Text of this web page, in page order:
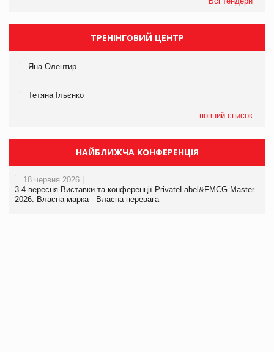
ТРЕНІНГОВИЙ ЦЕНТР
Яна Олентир
Тетяна Ільєнко
повний список
НАЙБЛИЖЧА КОНФЕРЕНЦІЯ
18 червня 2026 |
3-4 вересня Виставки та конференції PrivateLabel&FMCG Master-
2026: Власна марка - Власна перевага